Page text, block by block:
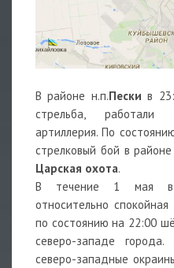
В районе н.п.Пески в
стрельба,
артиллерия. По
стрелковый бой в районе
Царская охота.
В течение 1 мая
относительно
по состоянию на 22:00
северо-западе
северо-западные